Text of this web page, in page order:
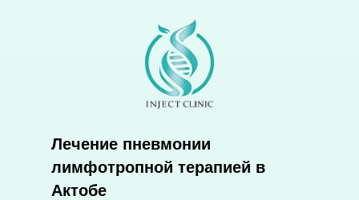
Лечение пневмонии
лимфотропной терапией в
Актобе